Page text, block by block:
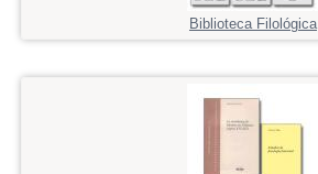
Biblioteca Filológica